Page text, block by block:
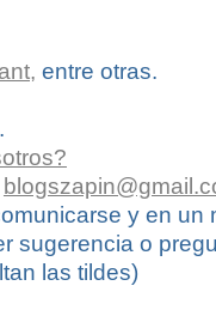
entre otras.
y en un
sugerencia o
las tildes)